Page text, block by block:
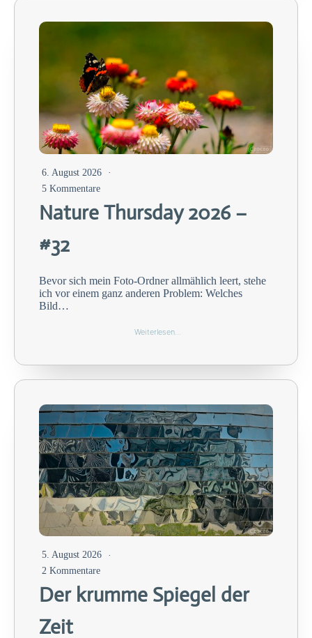
Nature Thursday 2026 –
#32
6. August 2026
5 Kommentare
Bevor sich mein Foto-Ordner allmählich leert, stehe
ich vor einem ganz anderen Problem: Welches
Bild…
Weiterlesen…
Der krumme Spiegel der
Zeit
5. August 2026
2 Kommentare